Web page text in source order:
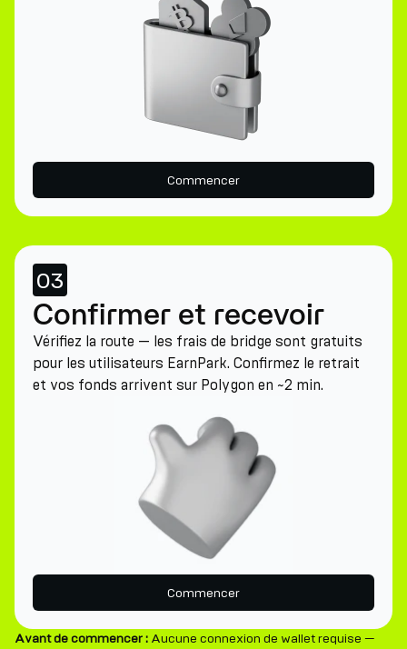
Commencer
03
Confirmer et recevoir
Vérifiez la route — les frais de bridge sont gratuits
pour les utilisateurs EarnPark. Confirmez le retrait
et vos fonds arrivent sur Polygon en ~2 min.
Commencer
Avant de commencer : Aucune connexion de wallet requise —